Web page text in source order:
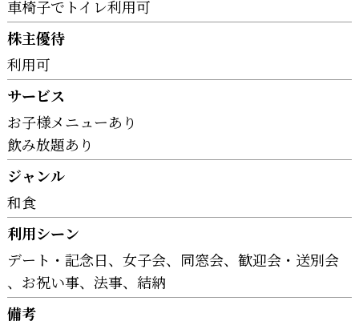
車椅子でトイレ利用可
株主優待
利用可
サービス
お子様メニューあり
飲み放題あり
ジャンル
和食
利用シーン
デート・記念日
女子会 同窓会
歓迎会・送別会
お祝い事
法事
結納
備考